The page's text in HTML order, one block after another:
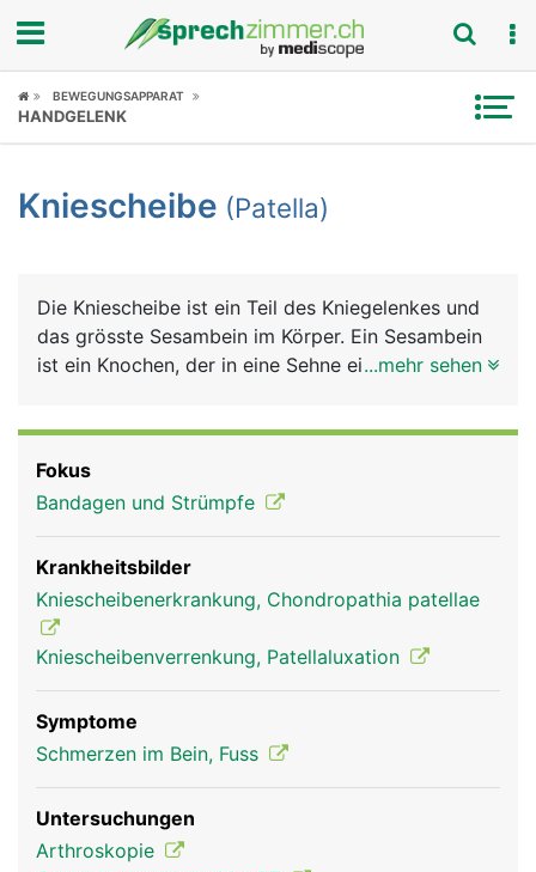
Fokus
Symptome
News
Rubriken
BEWEGUNGSAPPARAT
HANDGELENK
Kniescheibe (Patella)
Die Kniescheibe ist ein Teil des Kniegelenkes und
das grösste Sesambein im Körper. Ein Sesambein
ist ein Knochen, der in eine Sehne eingelagert ist,
dreieckig, mit der Spitze nach unten zeigend. Sie
sorgt erstens für eine Reibungsminderung der
genannten Sehne bei der Kniebeugung und
zweitens verstärkt sie die Kraft des
Oberschenkelmuskels auf den Unterschenkel, da
sie wie ein Hebel wirkt. Dadurch kann die vordere
Oberschenkelmuskulatur das Bein auch bei
...mehr sehen
Fokus
Bandagen und Strümpfe
Krankheitsbilder
Kniescheibenerkrankung, Chondropathia patellae
Kniescheibenverrenkung, Patellaluxation
Symptome
Schmerzen im Bein, Fuss
Untersuchungen
Arthroskopie